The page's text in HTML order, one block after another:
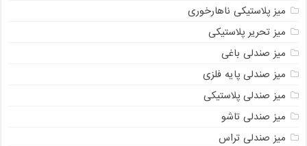
میز پلاستیکی ناهارخوری
میز تحریر پلاستیکی
میز صندلی باغی
میز صندلی پایه فلزی
میز صندلی پلاستیکی
میز صندلی تاشو
میز صندلی تراس